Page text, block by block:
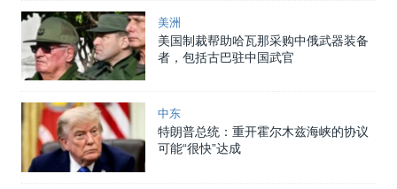
美洲
美国制裁帮助哈瓦那采购中俄武器装备
者，包括古巴驻中国武官
中东
特朗普总统：重开霍尔木兹海峡的协议
可能“很快”达成